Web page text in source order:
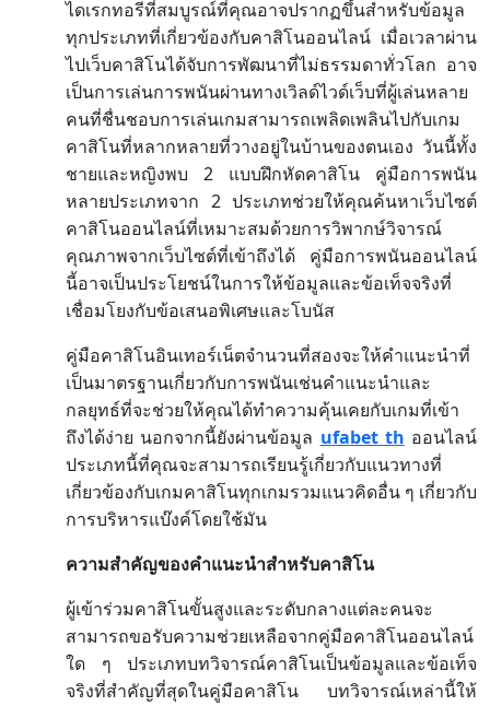
ไดเรกทอรีที่สมบูรณ์ที่คุณอาจปรากฏขึ้นสำหรับข้อมูล
ทุกประเภทที่เกี่ยวข้องกับคาสิโนออนไลน์ เมื่อเวลาผ่าน
ไปเว็บคาสิโนได้จับการพัฒนาที่ไม่ธรรมดาทั่วโลก
อาจ
เป็นการเล่นการพนันผ่านทางเวิลด์ไวด์เว็บที่ผู้เล่นหลาย
คนที่ชื่นชอบการเล่นเกมสามารถเพลิดเพลินไปกับเกม
คาสิโนที่หลากหลายที่วางอยู่ในบ้านของตนเอง วันนี้ทั้ง
ชายและหญิงพบ
2 แบบฝึกหัดคาสิโน
คู่มือการพนัน
หลายประเภทจาก
2 ประเภทช่วยให้คุณค้นหาเว็บไซต์
คาสิโนออนไลน์ที่เหมาะสมด้วยการวิพากษ์วิจารณ์
คุณภาพจากเว็บไซต์ที่เข้าถึงได้
คู่มือการพนันออนไลน์
นี้อาจเป็นประโยชน์ในการให้ข้อมูลและข้อเท็จจริงที่
เชื่อมโยงกับข้อเสนอพิเศษและโบนัส
คู่มือคาสิโนอินเทอร์เน็ตจำนวนที่สองจะให้คำแนะนำที่
เป็นมาตรฐานเกี่ยวกับการพนันเช่นคำแนะนำและ
กลยุทธ์ที่จะช่วยให้คุณได้ทำความคุ้นเคยกับเกมที่เข้า
ถึงได้ง่าย นอกจากนี้ยังผ่านข้อมูล ufabet th ออนไลน์
ประเภทนี้ที่คุณจะสามารถเรียนรู้เกี่ยวกับแนวทางที่
เกี่ยวข้องกับเกมคาสิโนทุกเกมรวมแนวคิดอื่น ๆ เกี่ยวกับ
การบริหารแบ๊งค์โดยใช้มัน
ความสำคัญของคำแนะนำสำหรับคาสิโน
ผู้เข้าร่วมคาสิโนขั้นสูงและระดับกลางแต่ละคนจะ
สามารถขอรับความช่วยเหลือจากคู่มือคาสิโนออนไลน์
ใด
ๆ
ประเภทบทวิจารณ์คาสิโนเป็นข้อมูลและข้อเท็จ
จริงที่สำคัญที่สุดในคู่มือคาสิโน
บทวิจารณ์เหล่านี้ให้